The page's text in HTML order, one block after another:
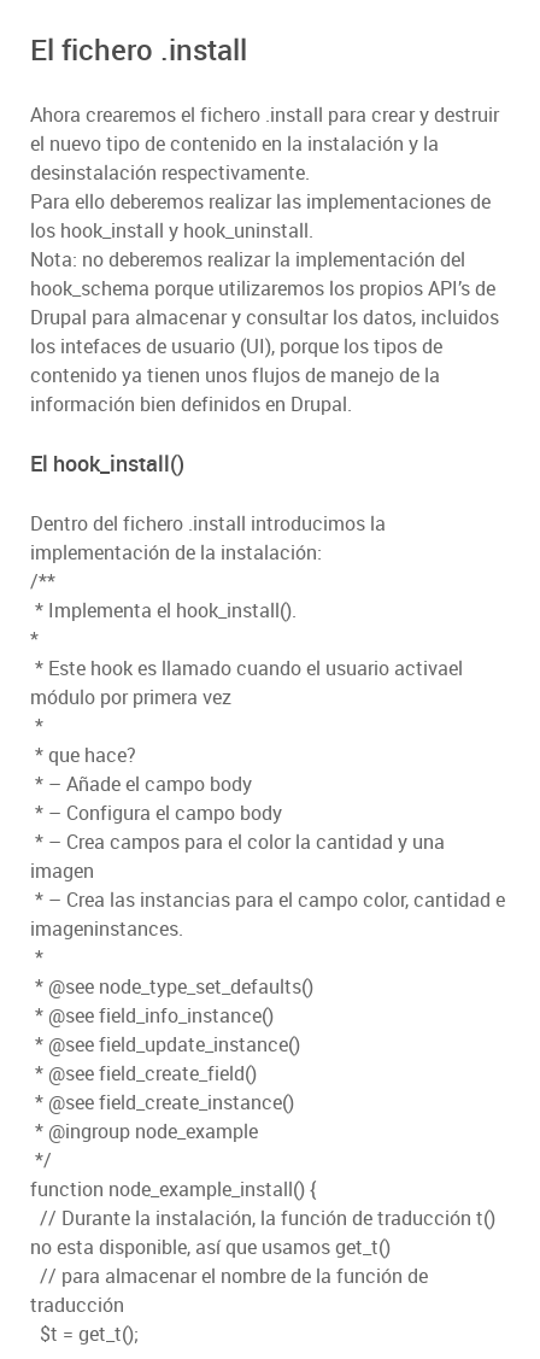
El fichero .install
Ahora crearemos el fichero .install para crear y destruir
el nuevo tipo de contenido en la instalación y la
desinstalación respectivamente.
Para ello deberemos realizar las implementaciones de
los hook_install y hook_uninstall.
Nota: no deberemos realizar la implementación del
hook_schema porque utilizaremos los propios API’s de
Drupal para almacenar y consultar los datos, incluidos
los intefaces de usuario (UI), porque los tipos de
contenido ya tienen unos flujos de manejo de la
información bien definidos en Drupal.
El hook_install()
Dentro del fichero .install introducimos la
implementación de la instalación:
/**
* Implementa el hook_install().
*
* Este hook es llamado cuando el usuario activael
módulo por primera vez
*
* que hace?
* – Añade el campo body
* – Configura el campo body
* – Crea campos para el color la cantidad y una
imagen
* – Crea las instancias para el campo color, cantidad e
imageninstances.
*
* @see node_type_set_defaults()
* @see field_info_instance()
* @see field_update_instance()
* @see field_create_field()
* @see field_create_instance()
* @ingroup node_example
*/
function node_example_install() {
// Durante la instalación, la función de traducción t()
no esta disponible, así que usamos get_t()
// para almacenar el nombre de la función de
traducción
$t = get_t();